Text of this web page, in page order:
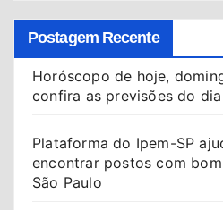
Postagem Recente
Horóscopo de hoje,
confira as previsões do
Plataforma do Ipem-SP
encontrar postos com
São Paulo